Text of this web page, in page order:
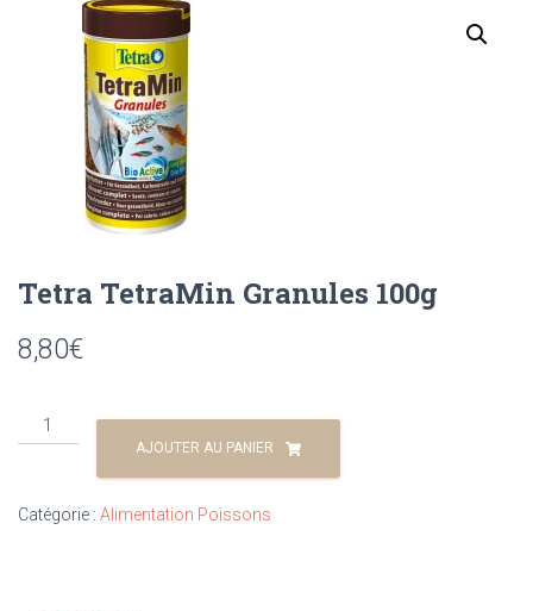
Tetra TetraMin Granules 100g
8,80€
AJOUTER AU PANIER
Catégorie : Alimentation Poissons